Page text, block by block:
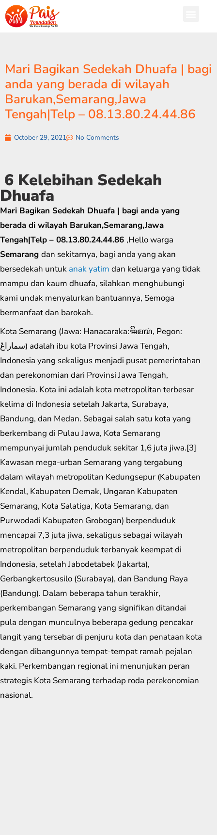
Mari Bagikan Sedekah Dhuafa | bagi
anda yang berada di wilayah
Barukan,Semarang,Jawa
Tengah|Telp – 08.13.80.24.44.86
October 29, 2021 No Comments
6 Kelebihan Sedekah
Dhuafa
Mari Bagikan Sedekah Dhuafa | bagi anda yang
berada di wilayah Barukan,Semarang,Jawa
Tengah|Telp – 08.13.80.24.44.86 ,Hello warga
Semarang dan sekitarnya, bagi anda yang akan
bersedekah untuk anak yatim dan keluarga yang tidak
mampu dan kaum dhuafa, silahkan menghubungi
kami undak menyalurkan bantuannya, Semoga
bermanfaat dan barokah.
Kota Semarang (Jawa: Hanacaraka:ꦯꦼꦩꦫꦁ​, Pegon:
سماراڠ) adalah ibu kota Provinsi Jawa Tengah,
Indonesia yang sekaligus menjadi pusat pemerintahan
dan perekonomian dari Provinsi Jawa Tengah,
Indonesia. Kota ini adalah kota metropolitan terbesar
kelima di Indonesia setelah Jakarta, Surabaya,
Bandung, dan Medan. Sebagai salah satu kota yang
berkembang di Pulau Jawa, Kota Semarang
mempunyai jumlah penduduk sekitar 1,6 juta jiwa.[3]
Kawasan mega-urban Semarang yang tergabung
dalam wilayah metropolitan Kedungsepur (Kabupaten
Kendal, Kabupaten Demak, Ungaran Kabupaten
Semarang, Kota Salatiga, Kota Semarang, dan
Purwodadi Kabupaten Grobogan) berpenduduk
mencapai 7,3 juta jiwa, sekaligus sebagai wilayah
metropolitan berpenduduk terbanyak keempat di
Indonesia, setelah Jabodetabek (Jakarta),
Gerbangkertosusilo (Surabaya), dan Bandung Raya
(Bandung). Dalam beberapa tahun terakhir,
perkembangan Semarang yang signifikan ditandai
pula dengan munculnya beberapa gedung pencakar
langit yang tersebar di penjuru kota dan penataan kota
dengan dibangunnya tempat-tempat ramah pejalan
kaki. Perkembangan regional ini menunjukan peran
strategis Kota Semarang terhadap roda perekonomian
nasional.